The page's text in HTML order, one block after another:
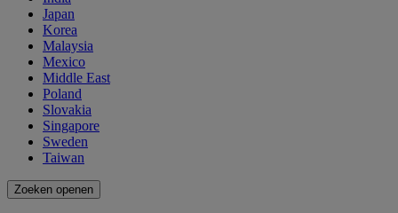
Japan
Korea
Malaysia
Mexico
Middle East
Poland
Slovakia
Singapore
Sweden
Taiwan
Zoeken openen